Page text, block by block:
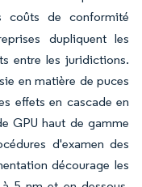
coûts de conformité
dupliquent les
entre les juridictions.
en matière de puces
effets en cascade en
GPU haut de gamme
d'examen des
décourage les